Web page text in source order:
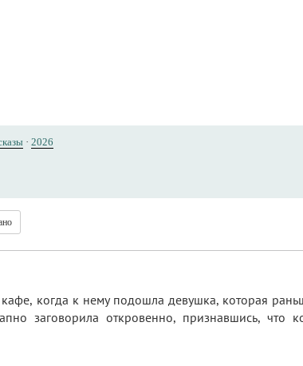
· 2026
когда к нему подошла девушка, которая
заговорила откровенно, признавшись, что